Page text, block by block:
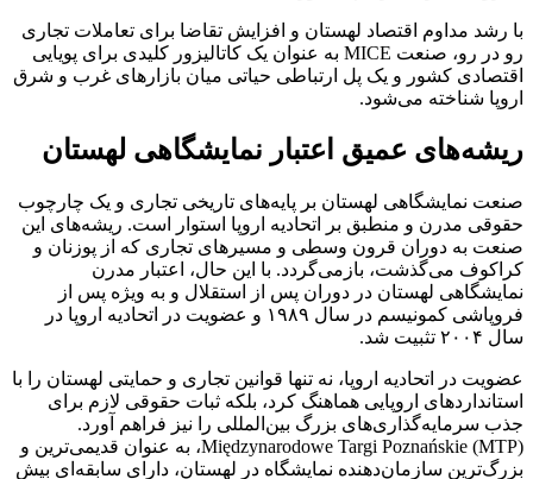
با رشد مداوم اقتصاد لهستان و افزایش تقاضا برای تعاملات تجاری
رو در رو، صنعت MICE به عنوان یک کاتالیزور کلیدی برای پویایی
اقتصادی کشور و یک پل ارتباطی حیاتی میان بازارهای غرب و شرق
اروپا شناخته می‌شود.
ریشه‌های عمیق اعتبار نمایشگاهی لهستان
صنعت نمایشگاهی لهستان بر پایه‌های تاریخی تجاری و یک چارچوب
حقوقی مدرن و منطبق بر اتحادیه اروپا استوار است. ریشه‌های این
صنعت به دوران قرون وسطی و مسیرهای تجاری که از پوزنان و
کراکوف می‌گذشت، بازمی‌گردد. با این حال، اعتبار مدرن
نمایشگاهی لهستان در دوران پس از استقلال و به ویژه پس از
فروپاشی کمونیسم در سال ۱۹۸۹ و عضویت در اتحادیه اروپا در
سال ۲۰۰۴ تثبیت شد.
عضویت در اتحادیه اروپا، نه تنها قوانین تجاری و حمایتی لهستان را با
استانداردهای اروپایی هماهنگ کرد، بلکه ثبات حقوقی لازم برای
جذب سرمایه‌گذاری‌های بزرگ بین‌المللی را نیز فراهم آورد.
Międzynarodowe Targi Poznańskie (MTP)، به عنوان قدیمی‌ترین و
بزرگ‌ترین سازمان‌دهنده نمایشگاه در لهستان، دارای سابقه‌ای بیش